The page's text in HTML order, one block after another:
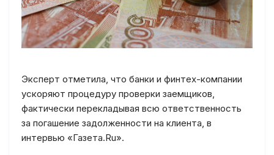
Эксперт отметила, что банки и финтех-компании
ускоряют процедуру проверки заемщиков,
фактически перекладывая всю ответственность
за погашение задолженности на клиента, в
интервью «Газета.Ru».